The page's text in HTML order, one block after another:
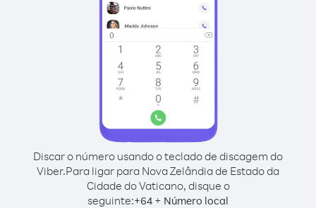
Discar o número usando o teclado de discagem do
Viber.Para ligar para Nova Zelândia de Estado da
Cidade do Vaticano, disque o
seguinte:+64 + Número local